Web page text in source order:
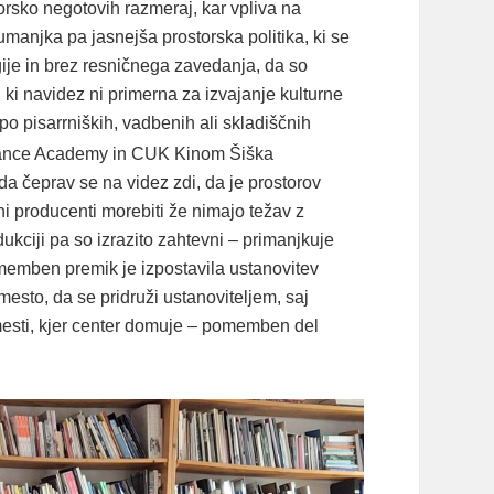
negotovih razmeraj, kar vpliva na
pa jasnejša prostorska politika, ki se
in brez resničnega zavedanja, da so
navidez ni primerna za izvajanje kulturne
pisarrniških, vadbenih ali skladiščnih
Academy in CUK Kinom Šiška
čeprav se na videz zdi, da je prostorov
producenti morebiti že nimajo težav z
pa so izrazito zahtevni – primanjkuje
premik je izpostavila ustanovitev
da se pridruži ustanoviteljem, saj
kjer center domuje – pomemben del